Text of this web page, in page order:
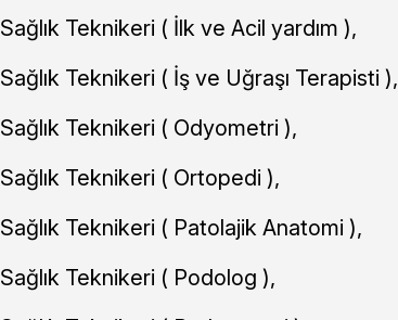
Sağlık Teknikeri ( İlk ve Acil yardım ),
Sağlık Teknikeri ( İş ve Uğraşı Terapisti ),
Sağlık Teknikeri ( Odyometri ),
Sağlık Teknikeri ( Ortopedi ),
Sağlık Teknikeri ( Patolajik Anatomi ),
Sağlık Teknikeri ( Podolog ),